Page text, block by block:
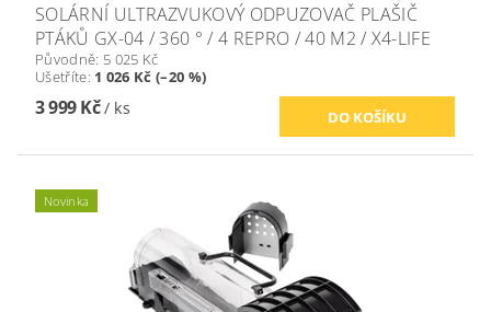
SOLÁRNÍ ULTRAZVUKOVÝ ODPUZOVAČ PLAŠIČ
PTÁKŮ GX-04 / 360 ° / 4 REPRO / 40 M2 / X4-LIFE
Původně: 5 025 Kč
Ušetříte: 1 026 Kč (–20 %)
3 999 Kč/ ks
Novinka